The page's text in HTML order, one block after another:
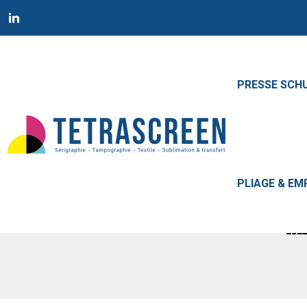
TETRASCREEN
Tetrascreen
PRESSE
PLIAGE &
Accueil |